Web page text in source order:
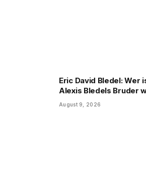
Eric David Bledel: Wer
Alexis Bledels Bruder
August 9, 2026